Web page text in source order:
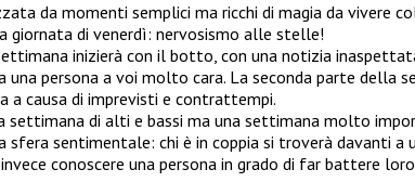
da momenti semplici ma ricchi di magia da vivere
giornata di venerdì: nervosismo alle stelle!
inizierà con il botto, con una notizia
una persona a voi molto cara. La seconda parte della
a causa di imprevisti e contrattempi.
settimana di alti e bassi ma una settimana molto
sfera sentimentale: chi è in coppia si troverà davanti a
conoscere una persona in grado di far battere